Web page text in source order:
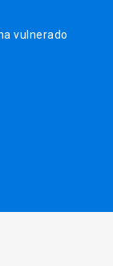
vulnerado